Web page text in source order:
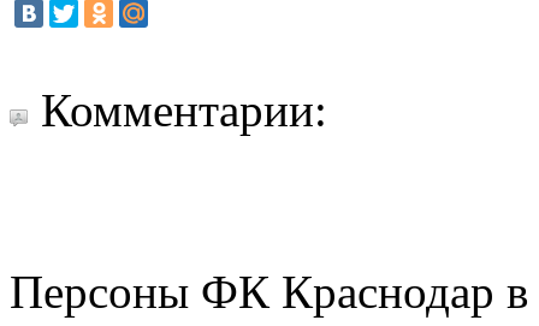
Комментарии:
Персоны ФК Краснодар в